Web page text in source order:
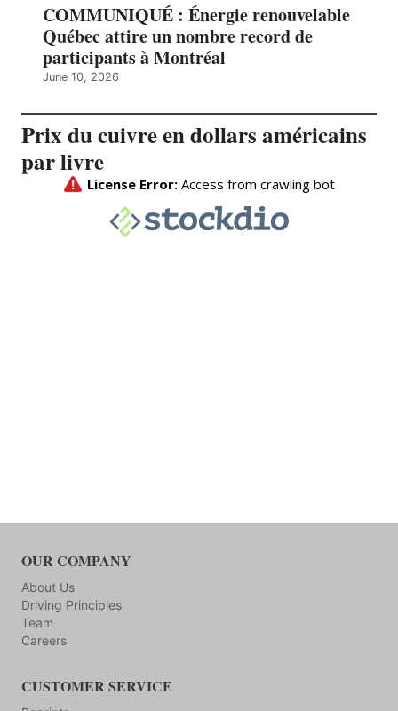
COMMUNIQUÉ : Énergie renouvelable
Québec attire un nombre record de
participants à Montréal
June 10, 2026
Prix du cuivre en dollars américains
par livre
OUR COMPANY
About Us
Driving Principles
Team
Careers
CUSTOMER SERVICE